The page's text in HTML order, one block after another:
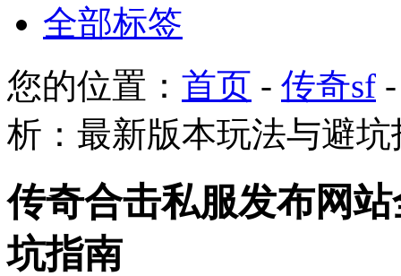
全部标签
您的位置： 首页 - 传奇sf
析：最新版本玩法与避坑
传奇合击私服发布网
坑指南